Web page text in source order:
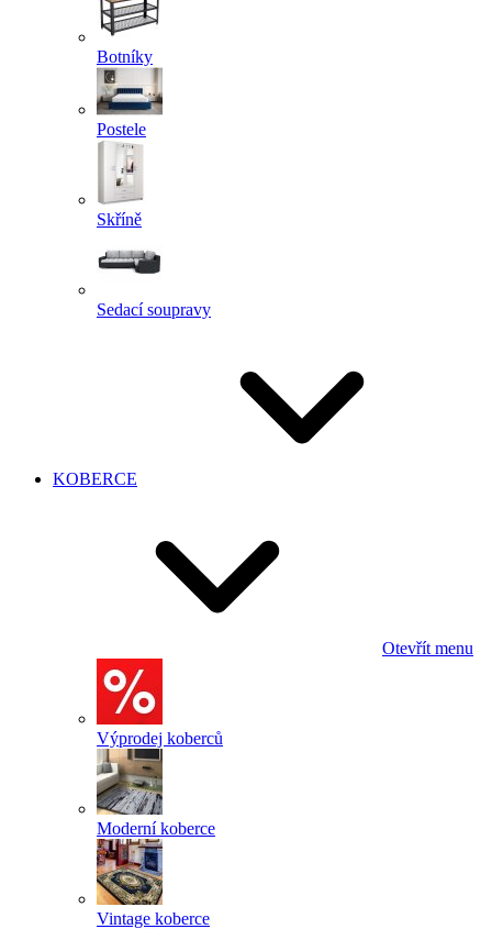
Botníky
Postele
Skříně
Sedací soupravy
KOBERCE
Otevřít menu
Výprodej koberců
Moderní koberce
Vintage koberce